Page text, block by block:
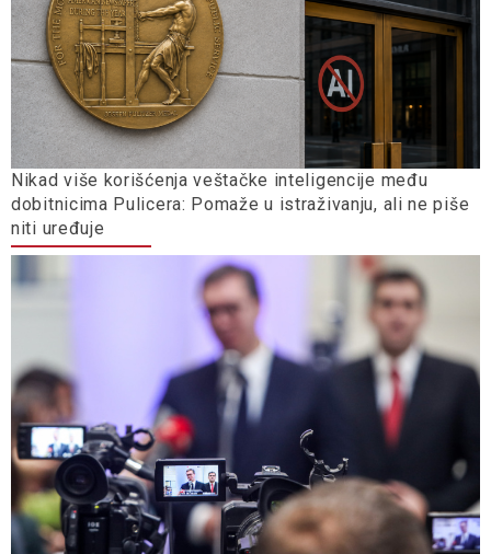
Nikad više korišćenja veštačke inteligencije među
dobitnicima Pulicera: Pomaže u istraživanju, ali ne piše
niti uređuje